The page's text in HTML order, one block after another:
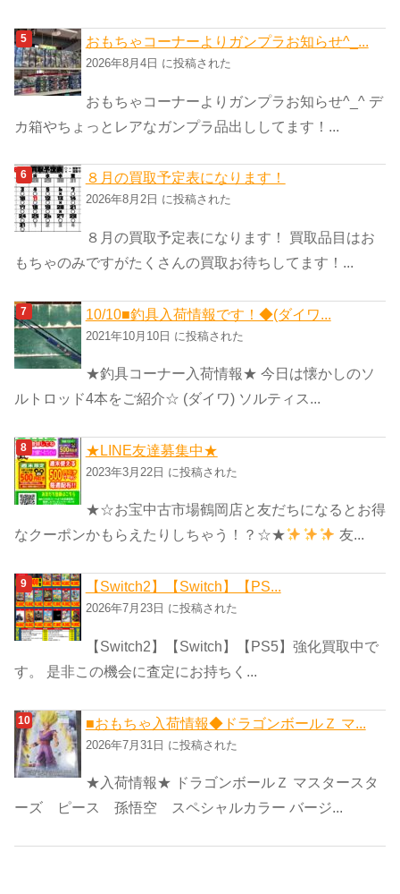
おもちゃコーナーよりガンプラお知らせ^_...
2026年8月4日 に投稿された
おもちゃコーナーよりガンプラお知らせ^_^ デ
カ箱やちょっとレアなガンプラ品出ししてます！...
８月の買取予定表になります！
2026年8月2日 に投稿された
８月の買取予定表になります！ 買取品目はお
もちゃのみですがたくさんの買取お待ちしてます！...
10/10■釣具入荷情報です！◆(ダイワ...
2021年10月10日 に投稿された
★釣具コーナー入荷情報★ 今日は懐かしのソ
ルトロッド4本をご紹介☆ (ダイワ) ソルティス...
★LINE友達募集中★
2023年3月22日 に投稿された
★☆お宝中古市場鶴岡店と友だちになるとお得
なクーポンかもらえたりしちゃう！？☆★
友...
【Switch2】【Switch】【PS...
2026年7月23日 に投稿された
【Switch2】【Switch】【PS5】強化買取中で
す。 是非この機会に査定にお持ちく...
■おもちゃ入荷情報◆ドラゴンボールＺ マ...
2026年7月31日 に投稿された
★入荷情報★ ドラゴンボールＺ マスタースタ
ーズ ピース 孫悟空 スペシャルカラー バージ...